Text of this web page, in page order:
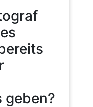
geben?